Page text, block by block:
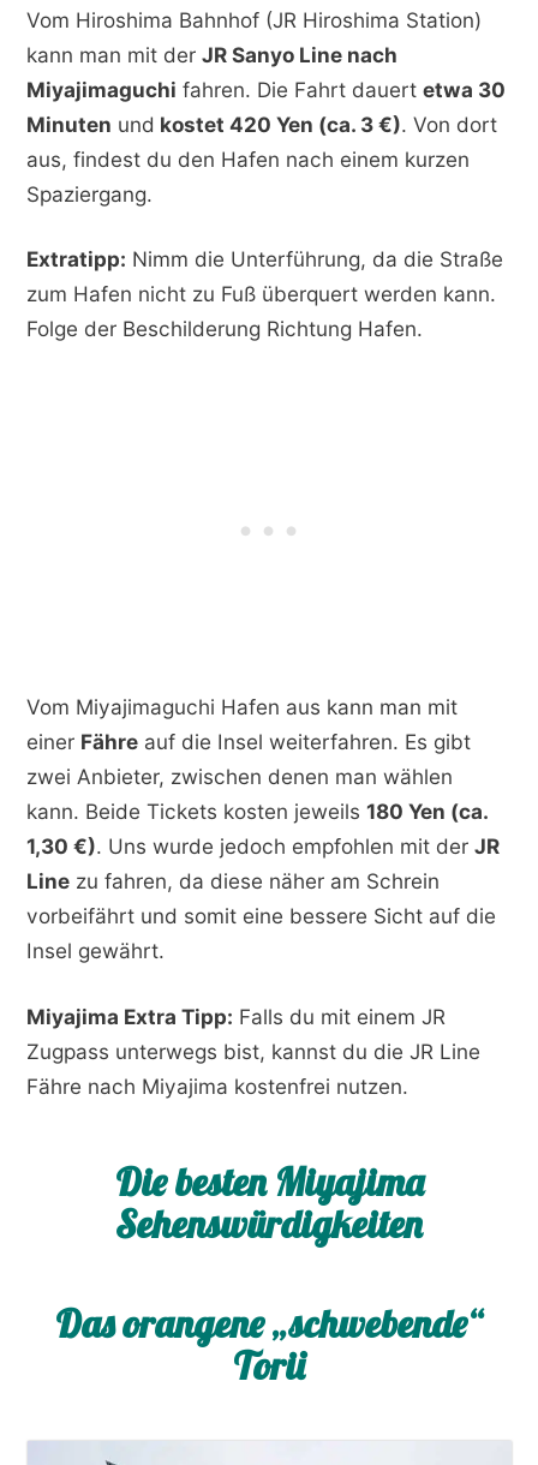
Vom Hiroshima Bahnhof (JR Hiroshima Station)
kann man mit derJR Sanyo Line nach
Miyajimaguchi fahren. Die Fahrt dauertetwa 30
Minuten und kostet 420 Yen (ca. 3 €). Von dort
aus, findest du den Hafen nach einem kurzen
Spaziergang.
Extratipp: Nimm die Unterführung, da die Straße
zum Hafen nicht zu Fuß überquert werden kann.
Folge der Beschilderung Richtung Hafen.
Vom Miyajimaguchi Hafen aus kann man mit
einer Fähre auf die Insel weiterfahren. Es gibt
zwei Anbieter, zwischen denen man wählen
kann. Beide Tickets kosten jeweils180 Yen (ca.
1,30 €). Uns wurde jedoch empfohlen mit derJR
Line zu fahren, da diese näher am Schrein
vorbeifährt und somit eine bessere Sicht auf die
Insel gewährt.
Miyajima Extra Tipp: Falls du mit einem JR
Zugpass unterwegs bist, kannst du die JR Line
Fähre nach Miyajima kostenfrei nutzen.
Die besten Miyajima
Sehenswürdigkeiten
Das orangene „schwebende“
Torii